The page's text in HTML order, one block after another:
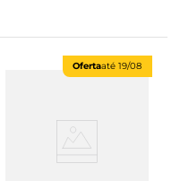
Ofertaaté 19/08